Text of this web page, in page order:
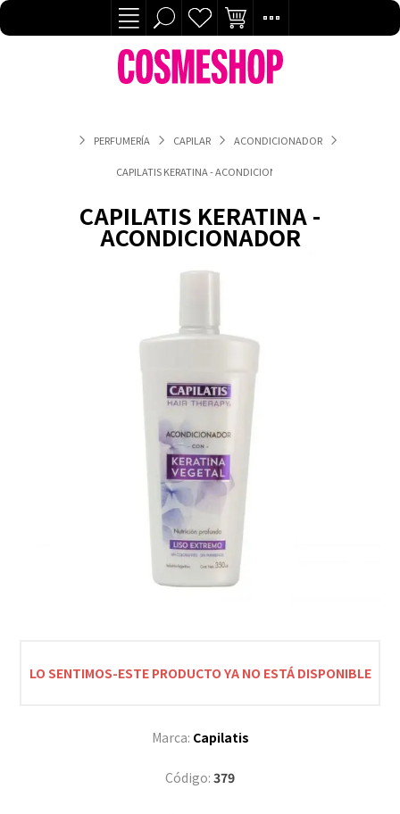
PERFUMERÍA CAPILAR ACONDICIONADOR
CAPILATIS KERATINA - ACONDICIONADOR
CAPILATIS KERATINA -
ACONDICIONADOR
LO SENTIMOS-ESTE PRODUCTO YA NO ESTÁ DISPONIBLE
Marca: Capilatis
Código: 379